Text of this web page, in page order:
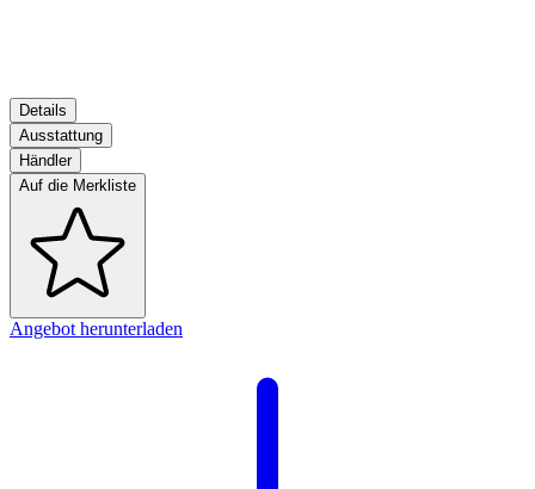
Details
Ausstattung
Händler
Auf die Merkliste
Angebot herunterladen